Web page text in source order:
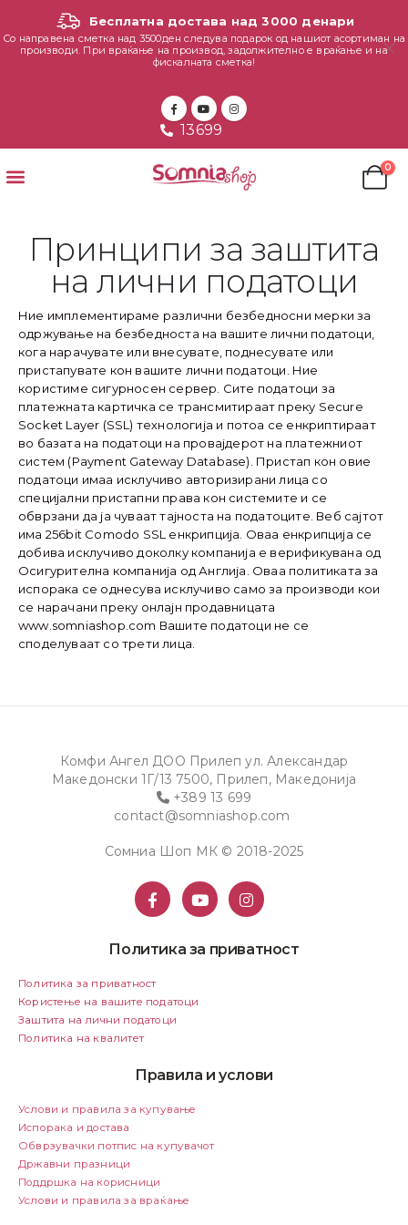
Бесплатна достава над 3000 денари
Со направена сметка над 3500ден следува подарок од нашиот асортиман на
производи. При враќање на производ, задолжително е враќање и на
фискалната сметка!
13699
0
Принципи за заштита
на лични податоци
Ние имплементираме различни безбедносни мерки за
одржување на безбедноста на вашите лични податоци,
кога нарачувате или внесувате, поднесувате или
пристапувате кон вашите лични податоци. Ние
користиме сигурносен сервер. Сите податоци за
платежната картичка се трансмитираат преку Secure
Socket Layer (SSL) технологија и потоа се енкриптираат
во базата на податоци на провајдерот на платежниот
систем (Payment Gateway Database). Пристап кон овие
податоци имаа исклучиво авторизирани лица со
специјални пристапни права кон системите и се
обврзани да ја чуваат тајноста на податоците. Веб сајтот
има 256bit Comodo SSL енкрипција. Оваа енкрипција се
добива исклучиво доколку компанија е верификувана од
Осигурителна компанија од Англија. Оваа политиката за
испорака се однесува исклучиво само за производи кои
се нарачани преку онлајн продавницата
www.somniashop.com Вашите податоци не се
споделуваат со трети лица.
Комфи Ангел ДОО Прилеп ул. Александар
Македонски 1Г/13 7500, Прилеп, Македонија
+389 13 699
contact@somniashop.com
Сомниа Шоп МК © 2018-2025
Политика за приватност
Политика за приватност
Користење на вашите податоци
Заштита на лични податоци
Политика на квалитет
Правила и услови
Услови и правила за купување
Испорака и достава
Обврзувачки потпис на купувачот
Државни празници
Поддршка на корисници
Услови и правила за враќање